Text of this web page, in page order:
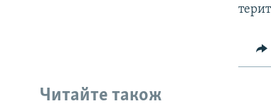
Читайте також